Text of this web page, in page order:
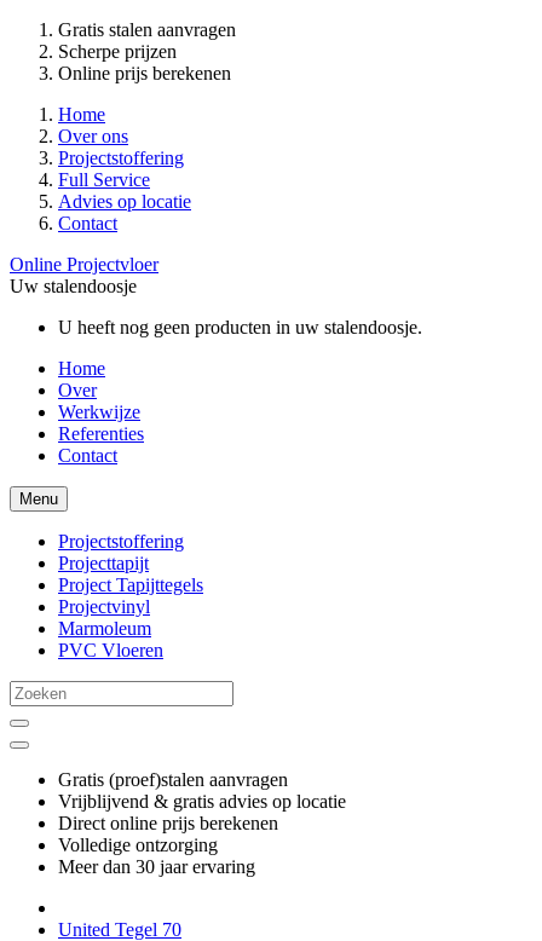
Gratis stalen aanvragen
Scherpe prijzen
Online prijs berekenen
Home
Over ons
Projectstoffering
Full Service
Advies op locatie
Contact
Online Projectvloer
Uw stalendoosje
U heeft nog geen producten in uw stalendoosje.
Home
Over
Werkwijze
Referenties
Contact
Menu
Projectstoffering
Projecttapijt
Project Tapijttegels
Projectvinyl
Marmoleum
PVC Vloeren
Gratis (proef)stalen aanvragen
Vrijblijvend & gratis advies op locatie
Direct online prijs berekenen
Volledige ontzorging
Meer dan 30 jaar ervaring
United Tegel 70